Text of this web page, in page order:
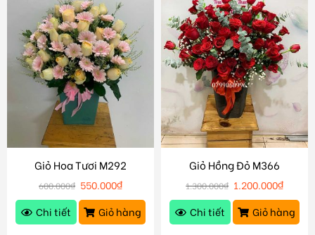
Giỏ Hoa Tươi M292
600.000₫ 550.000₫
Chi tiết
Giỏ hàng
Giỏ Hồng Đỏ M366
1.300.000₫ 1.200.000₫
Chi tiết
Giỏ hàng